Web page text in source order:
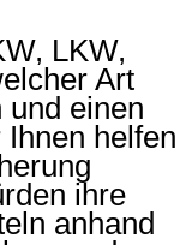
LKW,
Art
und einen
helfen
ihre
anhand